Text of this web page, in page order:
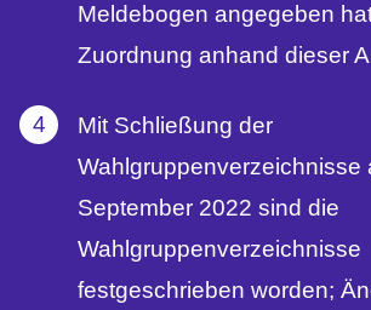
Meldebogen angegeben
Zuordnung anhand dieser
Mit Schließung der
Wahlgruppenverzeichnisse
September 2022 sind die
Wahlgruppenverzeichnisse
festgeschrieben worden;